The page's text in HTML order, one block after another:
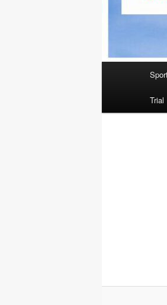
Trial